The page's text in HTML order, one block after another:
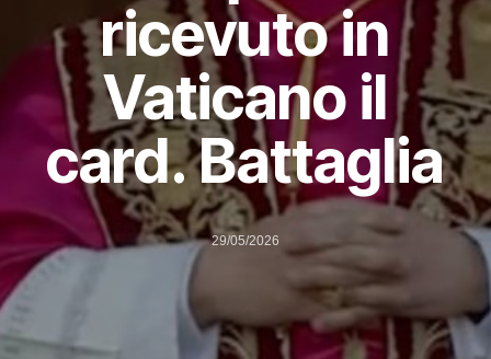
ricevuto in
Vaticano il
card. Battaglia
29/05/2026